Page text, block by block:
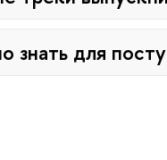
знать для